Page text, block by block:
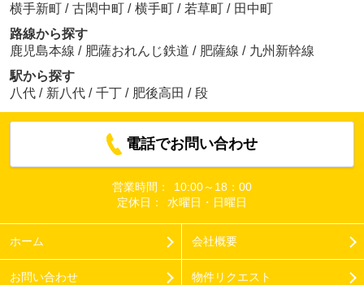
横手新町 / 古閑中町 / 横手町 / 若草町 / 田中町
路線から探す
鹿児島本線 / 肥薩おれんじ鉄道 / 肥薩線 / 九州新幹線
駅から探す
八代 / 新八代 / 千丁 / 肥後高田 / 段
電話でお問い合わせ
営業時間：
10:00～18：00
定休日：
水曜日・日曜日
ホーム 会社概要
お問い合わせ 物件リクエスト